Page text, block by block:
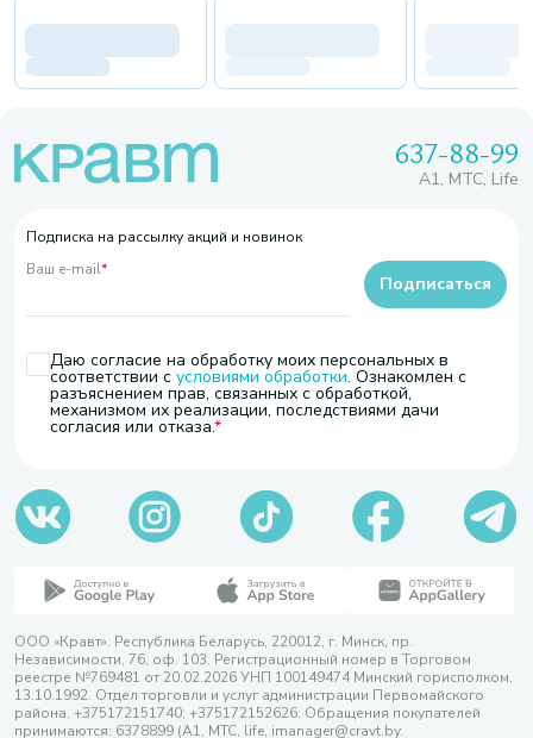
637-88-99
A1, МТС, Life
Подписка на рассылку акций и новинок
Ваш e-mail*
Даю согласие на обработку моих персональных в
соответствии с условиями обработки. Ознакомлен с
разъяснением прав, связанных с обработкой,
механизмом их реализации, последствиями дачи
согласия или отказа.
Подписаться
ООО «Кравт». Республика Беларусь, 220012, г. Минск, пр.
Независимости, 76, оф. 103. Регистрационный номер в Торговом
реестре №769481 от 20.02.2026 УНП 100149474 Минский горисполком,
13.10.1992. Отдел торговли и услуг администрации Первомайского
района, +375172151740; +375172152626. Обращения покупателей
принимаются: 6378899 (А1, МТС, life, imanager@cravt.by.